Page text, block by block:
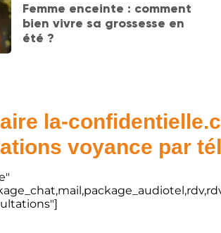
Femme enceinte : comment
bien vivre sa grossesse en
été ?
la-
voyance par